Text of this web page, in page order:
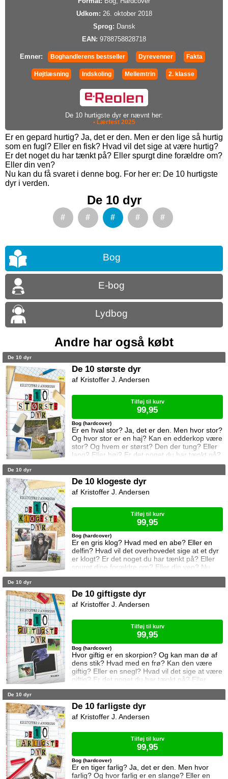
Udkom: 26. oktober 2018
Sprog: Dansk
EAN: 9788758828718
Emner: Boghandlerens bestseller Dyrevenner Fakta
Højtlæsning Indskoling Mellemtrin 2. klasse
De 10 hurtigste dyr er nævnt her:
• Lærfest 2025
Er en gepard hurtig? Ja, det er den. Men er den lige så hurtig
som en fugl? Eller en fisk? Hvad vil det sige at være hurtig?
Er det noget du har tænkt på? Eller spurgt dine forældre om?
Eller din ven?
Nu kan du få svaret i denne bog. For her er: De 10 hurtigste
dyr i verden.
De 10 dyr
# # # # #
Bog
E-bog
Lydbog
Andre har også købt
De 10 dyr
De 10 største dyr
Er en hval stor? Ja, det er den. Men hvor stor?
Og hvor stor er en haj? Kan en edderkop være
stor? Og hvem er størst? Den der tung? Eller
lang? Eller høj? Er det noget du har tænkt på?
Eller spurgt dine forældre om? Eller din ven?
De 10 farligste dyr i verden.
Bog (hardcover)
Kristoffer J. Andersen
Tilføj til kurv
99,95
De 10 dyr
De 10 klogeste dyr
Er en gris klog? Hvad med en abe? Eller en
delfin? Hvad vil det overhovedet sige at et dyr
er klogt? Er det noget du har tænkt på? Eller
spurgt dine forældre om? Eller din ven? Nu
kan du få svaret i denne bog. For her er: De
Bog (hardcover)
Kristoffer J. Andersen
Tilføj til kurv
99,95
De 10 dyr
De 10 giftigste dyr
Hvor giftig er en skorpion? Og kan man dø af
dens stik? Hvad med en frø? Kan den være
giftig? Eller en snegl? Hvad vil det sige at være
giftig? Er det noget du har tænkt på? Eller
spurgt dine forældre om? Eller din ven? Nu
10 giftigste dyr i verden.
Bog (hardcover)
Kristoffer J. Andersen
Tilføj til kurv
99,95
De 10 dyr
De 10 farligste dyr
Er en tiger farlig? Ja, det er den. Men hvor
farlig? Og hvor farlig er en slange? Eller en
Bog (hardcover)
Kristoffer J. Andersen
Tilføj til kurv
99,95